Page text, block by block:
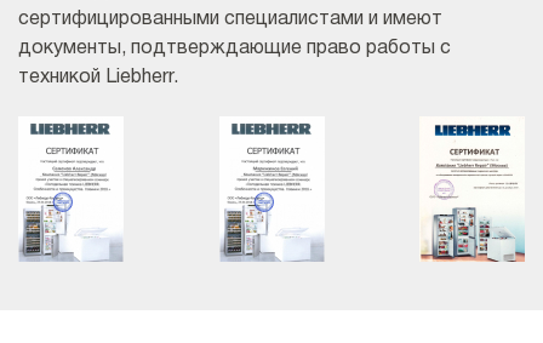
сертифицированными специалистами и имеют
документы, подтверждающие право работы с
техникой Liebherr.